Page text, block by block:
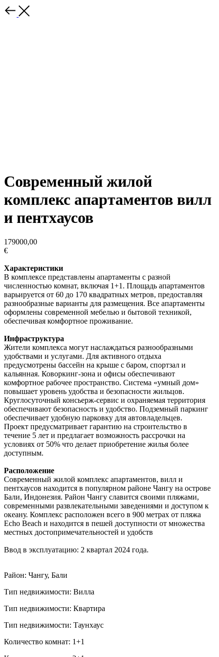
Современный жилой
комплекс апартаментов вилл
и пентхаусов
179000,00
€
Характеристики
В комплексе представлены апартаменты с разной
численностью комнат, включая 1+1. Площадь апартаментов
варьируется от 60 до 170 квадратных метров, предоставляя
разнообразные варианты для размещения. Все апартаменты
оформлены современной мебелью и бытовой техникой,
обеспечивая комфортное проживание.
Инфраструктура
Жители комплекса могут наслаждаться разнообразными
удобствами и услугами. Для активного отдыха
предусмотрены бассейн на крыше с баром, спортзал и
кальянная. Коворкинг-зона и офисы обеспечивают
комфортное рабочее пространство. Система «умный дом»
повышает уровень удобства и безопасности жильцов.
Круглосуточный консьерж-сервис и охраняемая территория
обеспечивают безопасность и удобство. Подземный паркинг
обеспечивает удобную парковку для автовладельцев.
Проект предусматривает гарантию на строительство в
течение 5 лет и предлагает возможность рассрочки на
условиях от 50% что делает приобретение жилья более
доступным.
Расположение
Современный жилой комплекс апартаментов, вилл и
пентхаусов находится в популярном районе Чангу на острове
Бали, Индонезия. Район Чангу славится своими пляжами,
современными развлекательными заведениями и доступом к
океану. Комплекс расположен всего в 900 метрах от пляжа
Echo Beach и находится в пешей доступности от множества
местных достопримечательностей и удобств
Ввод в эксплуатацию: 2 квартал 2024 года.
Район: Чангу, Бали
Тип недвижимости: Вилла
Тип недвижимости: Квартира
Тип недвижимости: Таунхаус
Количество комнат: 1+1